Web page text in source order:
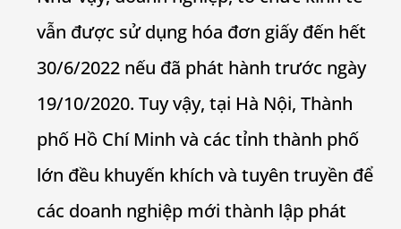
vẫn được sử dụng hóa đơn giấy đến hết
30/6/2022 nếu đã phát hành trước ngày
19/10/2020. Tuy vậy, tại Hà Nội, Thành
phố Hồ Chí Minh và các tỉnh thành phố
lớn đều khuyến khích và tuyên truyền để
các doanh nghiệp mới thành lập phát